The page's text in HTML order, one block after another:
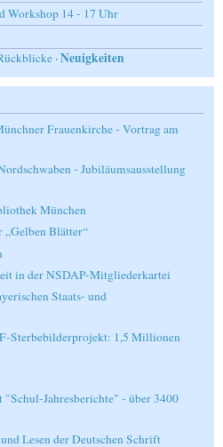
Workshop 14 - 17 Uhr
·Neuigkeiten
Frauenkirche - Vortrag am
- Jubiläumsausstellung
München
„Gelben Blätter“
in der NSDAP-Mitgliederkartei
Staats- und
Sterbebilderprojekt: 1,5 Millionen
Jahresberichte" - über 3400
Lesen der Deutschen Schrift